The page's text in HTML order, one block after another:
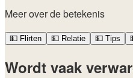
Meer over de betekenis
💵 Flirten 💵 Relatie 💵 Tips
Wordt vaak